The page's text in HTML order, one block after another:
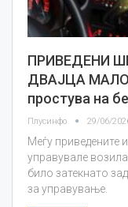
ПРИВЕДЕНИ
ДВАЈЦА
простува на
Плусинфо 29/06/
Меѓу приведените
управувале
било затекнато
за управување.